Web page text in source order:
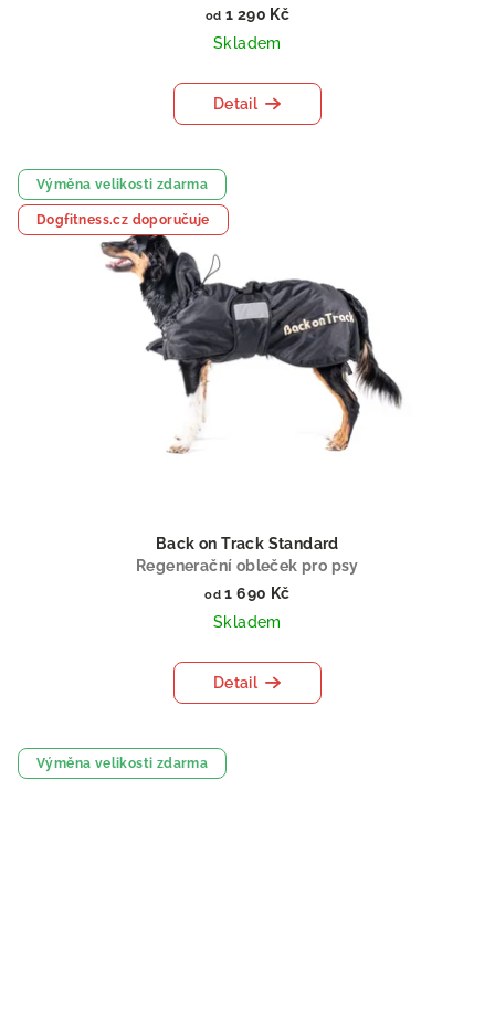
od 1 290 Kč
Skladem
Detail
Výměna velikosti zdarma
Dogfitness.cz doporučuje
Back on Track Standard
Regenerační obleček pro psy
od 1 690 Kč
Skladem
Detail
Výměna velikosti zdarma